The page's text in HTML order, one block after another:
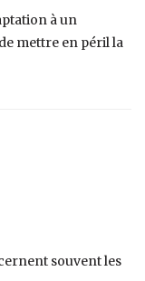
à un
mettre en péril la
souvent les